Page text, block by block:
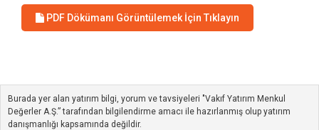
PDF Dökümanı Görüntülemek İçin Tıklayın
Burada yer alan yatırım bilgi, yorum ve tavsiyeleri "Vakıf Yatırım Menkul
Değerler A.Ş.” tarafından bilgilendirme amacı ile hazırlanmış olup yatırım
danışmanlığı kapsamında değildir.